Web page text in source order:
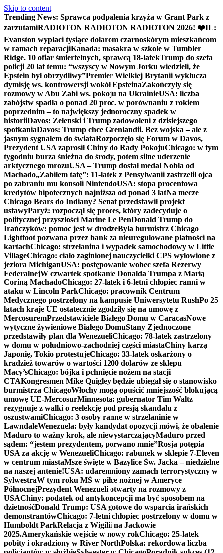
Skip to content
Trending News: Sprawca podpalenia krzyża w Grant Park z
zarzutamiRADIOTON RADIOTON RADIOTON 2026! ❤️IL:
Evanston wypłaci tysiące dolarom czarnoskórym mieszkańcom
w ramach reparacjiKanada: masakra w szkole w Tumbler
Ridge. 10 ofiar śmiertelnych, sprawcą 18-latekTrump do szefa
policji 20 lat temu: “wszyscy w Nowym Jorku wiedzieli, że
Epstein był obrzydliwy”Premier Wielkiej Brytanii wyklucza
dymisję ws. kontrowersji wokół EpsteinaZakończyły się
rozmowy w Abu Zabi ws. pokoju na UkrainieUSA: liczba
zabójstw spadła o ponad 20 proc. w porównaniu z rokiem
poprzednim – to największy jednoroczny spadek w
historiiDavos: Zełenski i Trump zadowoleni z dzisiejszego
spotkaniaDavos: Trump chce Grenlandii. Bez wojska – ale z
jasnym sygnałem do świataRozpoczęło się Forum w Davos,
Prezydent USA zaprosił Chiny do Rady PokojuChicago: w tym
tygodniu burza śnieżna do środy, potem silne uderzenie
arktycznego mrozuUSA – Trump dostał medal Nobla od
Machado„Zabiłem tatę”: 11-latek z Pensylwanii zastrzelił ojca
po zabraniu mu konsoli NintendoUSA: stopa procentowa
kredytów hipotecznych najniższa od ponad 3 latNa mecze
Chicago Bears do Indiany? Senat przedstawił projekt
ustawyParyż: rozpoczął się proces, który zadecyduje o
politycznej przyszłości Marine Le PenDonald Trump do
Irańczyków: pomoc jest w drodzeByła burmistrz Chicago
Lightfoot pozwana przez bank za nieuregulowane płatności na
kartachChicago: strzelanina i wypadek samochodowy w Little
VillageChicago: ciało zaginionej nauczycielki CPS wyłowione z
jeziora MichiganUSA: postępowanie wobec szefa Rezerwy
FederalnejW czwartek spotkanie Donalda Trumpa z Maríą
Coriną MachadoChicago: 27-latek i 6-letni chłopiec ranni w
ataku w Lincoln ParkChicago: pracownik Centrum
Medycznego postrzelony na kampusie Uniwersytetu RushPo 25
latach kraje UE ostatecznie zgodziły się na umowę z
MercosuremPrzedstawiciele Białego Domu w CaracasNowe
wytyczne żywieniowe Białego DomuStany Zjednoczone
przedstawiły plan dla WenezueliChicago: 78-latek zastrzelony
w domu w południowo-zachodniej części miastaChiny karzą
Japonię, Tokio protestujeChicago: 33-latek oskarżony o
kradzież towarów o wartości 1200 dolarów ze sklepu
Macy’sChicago: bójka i pchnięcie nożem na stacji
CTAKongresmen Mike Quigley będzie ubiegał się o stanowisko
burmistrza ChicagoWłochy mogą opuścić mniejszość blokującą
umowę UE-MercosurMinnesota: gubernator Tim Waltz
rezygnuje z walki o reelekcję pod presją skandalu z
oszustwamiChicago: 3 osoby ranne w strzelaninie w
LawndaleWenezuela: były kandydat opozycji mówi, że obalenie
Maduro to ważny krok, ale niewystarczającyMaduro przed
sądem: “jestem prezydentem, porwano mnie”Rosja potępia
USA za akcję w WenezueliChicago: rabunek w sklepie 7-Eleven
w centrum miastaMsze święte w Bazylice Św. Jacka – niedzielne
na naszej antenie!USA: udaremniony zamach terrorystyczny w
SylwestraW tym roku MŚ w piłce nożnej w Ameryce
PółnocnejPrezydent Wenezueli otwarty na rozmowy z
USAChiny: podatek od antykoncepcji ma być sposobem na
dzietnośćDonald Trump: USA gotowe do wsparcia irańskich
demonstrantówChicago: 7-letni chłopiec postrzelony w domu w
Humboldt ParkRelacja z Wigilii na Jackowie
2025.Amerykańskie wejście w nowy rokChicago: 25-latek
pobity i okradziony w River NorthPolska: rekordowa liczba